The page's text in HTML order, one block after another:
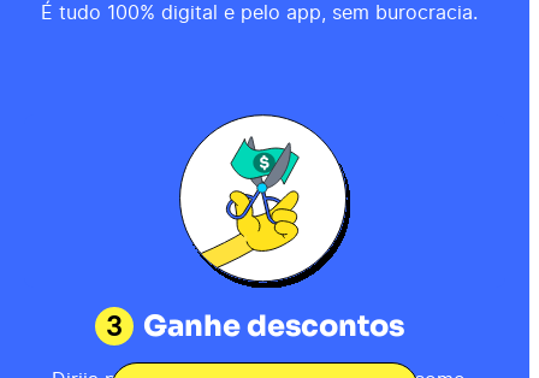
É tudo 100% digital e pelo app, sem burocracia.
3 Ganhe descontos